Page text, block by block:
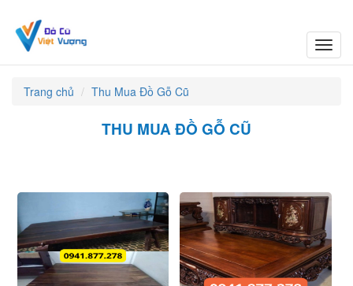
Trang chủ
Thu Mua Đồ Gỗ Cũ
THU MUA ĐỒ GỖ CŨ